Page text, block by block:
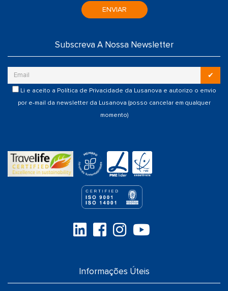
ENVIAR
Subscreva A Nossa Newsletter
✔
Li e aceito a Política de Privacidade da Lusanova e autorizo o envio
por e-mail da newsletter da Lusanova (posso cancelar em qualquer
momento)
Informações Úteis